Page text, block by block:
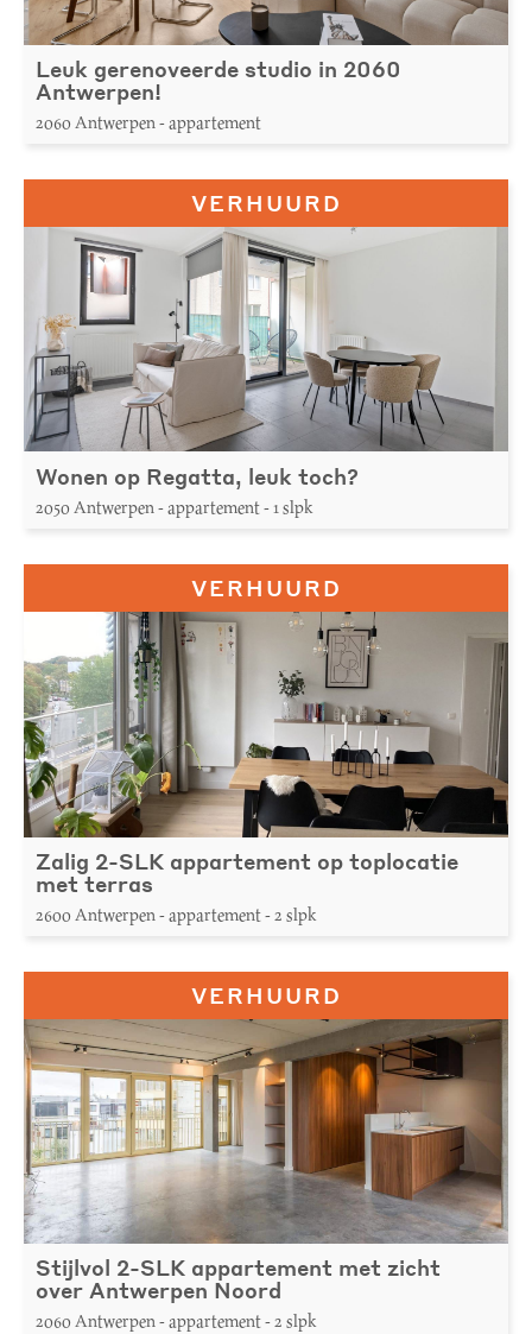
Leuk gerenoveerde studio in 2060
Antwerpen!
2060 Antwerpen - appartement
VERHUURD
Wonen op Regatta, leuk toch?
2050 Antwerpen - appartement - 1 slpk
VERHUURD
Zalig 2-SLK appartement op toplocatie
met terras
2600 Antwerpen - appartement - 2 slpk
VERHUURD
Stijlvol 2-SLK appartement met zicht
over Antwerpen Noord
2060 Antwerpen - appartement - 2 slpk